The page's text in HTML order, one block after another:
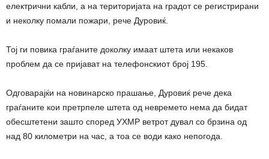
електрични кабли, а на територијата на градот се регистрирани
и неколку помали пожари, рече Дуровиќ.
Тој ги повика граѓаните доколку имаат штета или некаков
проблем да се пријават на телефонскиот број 195.
Одговарајќи на новинарско прашање, Дуровиќ рече дека
граѓаните кои претрпеле штета од невремето нема да бидат
обесштетени зашто според УХМР ветрот дувал со брзина од
над 80 километри на час, а тоа се води како непогода.